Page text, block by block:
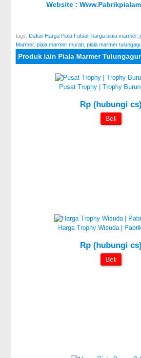
Website :
tags:Daftar Harga Piala Futsal ,harga piala marmer,
Marmer,piala marmer murah ,piala marmer
Produk lain Piala Marmer
Pusat Trophy | Trophy
Rp (hubungi cs)
Beli
Harga Trophy Wisuda |
Rp (hubungi cs)
Beli